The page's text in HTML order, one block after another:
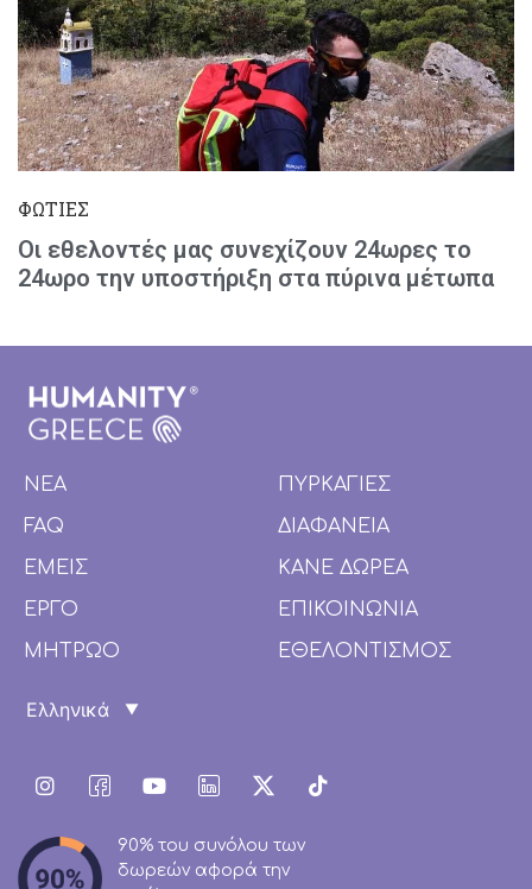
ΦΩΤΙΕΣ
Οι εθελοντές μας συνεχίζουν 24ωρες το
24ωρο την υποστήριξη στα πύρινα μέτωπα
ΝΕΑ
FAQ
ΕΜΕΙΣ
ΕΡΓΟ
ΜΗΤΡΩΟ
ΠΥΡΚΑΓΙΕΣ
ΔΙΑΦΑΝΕΙΑ
ΚΑΝΕ ΔΩΡΕΑ
ΕΠΙΚΟΙΝΩΝΙΑ
ΕΘΕΛΟΝΤΙΣΜΟΣ
90% του συνόλου των
δωρεών αφορά την